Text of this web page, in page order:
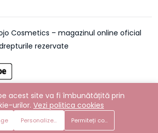
coş Cumpără acum
Cosmetics – magazinul online oficial
rezervate
acest site va fi îmbunătățită prin
urilor. Vezi politica cookies
Personalizează preferințePermiteți cookie-urile